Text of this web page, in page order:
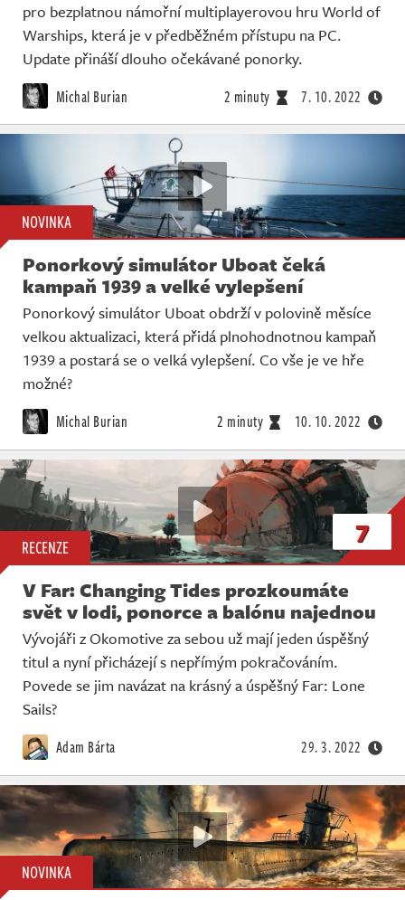
pro bezplatnou námořní multiplayerovou hru World of
Warships, která je v předběžném přístupu na PC.
Update přináší dlouho očekávané ponorky.
Michal Burian 2 minuty 7. 10. 2022
NOVINKA
Ponorkový simulátor Uboat čeká
kampaň 1939 a velké vylepšení
Ponorkový simulátor Uboat obdrží v polovině měsíce
velkou aktualizaci, která přidá plnohodnotnou kampaň
1939 a postará se o velká vylepšení. Co vše je ve hře
možné?
Michal Burian 2 minuty 10. 10. 2022
RECENZE 7
V Far: Changing Tides prozkoumáte
svět v lodi, ponorce a balónu najednou
Vývojáři z Okomotive za sebou už mají jeden úspěšný
titul a nyní přicházejí s nepřímým pokračováním.
Povede se jim navázat na krásný a úspěšný Far: Lone
Sails?
Adam Bárta 29. 3. 2022
NOVINKA